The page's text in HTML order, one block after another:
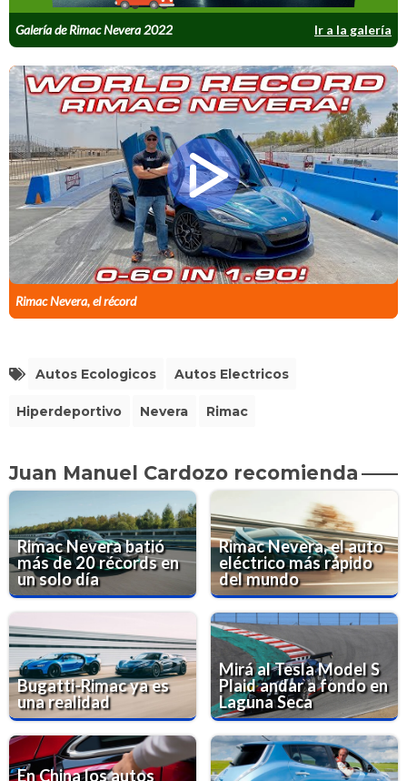
Galería de Rimac Nevera 2022 Ir a la galería
Rimac Nevera, el récord
Autos Ecologicos Autos Electricos
Hiperdeportivo Nevera Rimac
Juan Manuel Cardozo recomienda
Rimac Nevera batió
más de 20 récords en
un solo día
Rimac Nevera, el auto
eléctrico más rápido
del mundo
Bugatti-Rimac ya es
una realidad
Mirá al Tesla Model S
Plaid andar a fondo en
Laguna Seca
En China los autos